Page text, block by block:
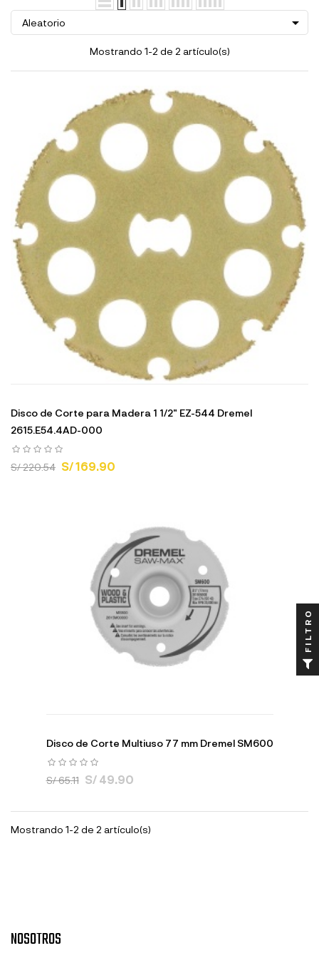
Aleatorio 
Mostrando 1-2 de 2 artículo(s)
Disco de Corte para Madera 1 1/2" EZ-544 Dremel
2615.E54.4AD-000
S/ 220.54 S/ 169.90
Disco de Corte Multiuso 77 mm Dremel SM600
S/ 65.11 S/ 49.90
Mostrando 1-2 de 2 artículo(s)
NOSOTROS
FILTRO